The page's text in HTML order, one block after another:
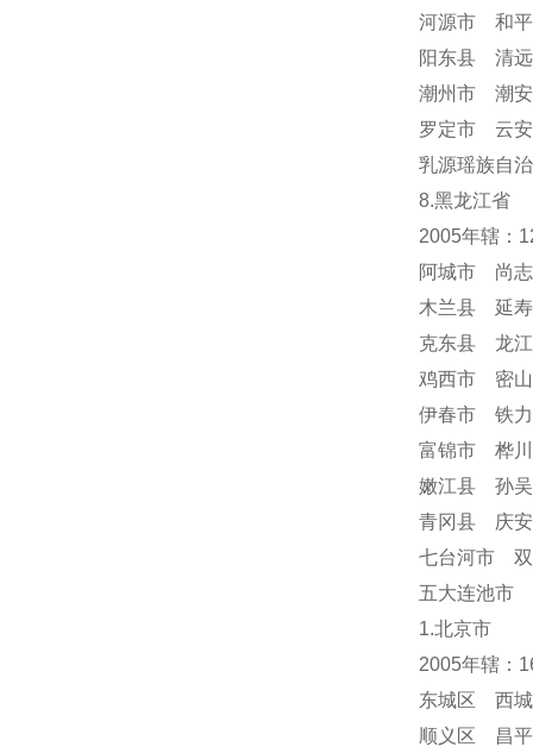
河源市 和
阳东县 清
潮州市 潮
罗定市 云
乳源瑶族自
8.黑龙江省
2005年辖：
阿城市 尚
木兰县 延
克东县 龙
鸡西市 密
伊春市 铁
富锦市 桦
嫩江县 孙
青冈县 庆
七台河市
五大连池市
1.北京市
2005年辖：
东城区 西
顺义区 昌